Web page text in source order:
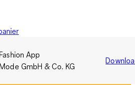
App
GmbH & Co. KG